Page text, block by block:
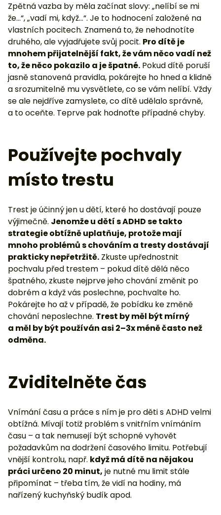
Zpětná vazba by měla začínat slovy: „nelíbí se mi
že…“, „vadí mi, když…“. Je to hodnocení založené na
vlastních pocitech. Znamená to, že nehodnotíte
druhého, ale vyjadřujete svůj pocit. Pro dítě je
mnohem přijatelnější fakt, že vám něco vadí než
to, že něco pokazilo a je špatné. Pokud dítě poruší
jasně stanovená pravidla, pokárejte ho hned a klidně
a srozumitelně mu vysvětlete, co se vám nelíbí. Vždy
se ale nejdříve zamyslete, co dítě udělalo správně,
a to oceňte. Teprve pak hodnoťte případné chyby.
Používejte pochvaly
místo trestu
Trest je účinný jen u dětí, které ho dostávají pouze
výjimečně. Jenomže u dětí s ADHD se takto
strategie obtížně uplatňuje, protože mají
mnoho problémů s chováním a tresty dostávají
prakticky nepřetržitě. Zkuste upřednostnit
pochvalu před trestem – pokud dítě dělá něco
špatného, zkuste nejprve jeho chování změnit po
dobrém a když vás poslechne, pochvalte ho.
Pokárejte ho až v případě, že pobídku ke změně
chování neposlechne. Trest by měl být mírný
a měl by být používán asi 2–3x méně často než
odměna.
Zviditelněte čas
Vnímání času a práce s ním je pro děti s ADHD velmi
obtížná. Mívají totiž problém s vnitřním vnímáním
času – a tak nemusejí být schopné vyhovět
požadavkům na dodržení časového limitu. Potřebují
vnější kontrolu, např. když má dítě na nějakou
práci určeno 20 minut, je nutné mu limit stále
připomínat – třeba tím, že vidí na hodiny, má
nařízený kuchyňský budík apod.